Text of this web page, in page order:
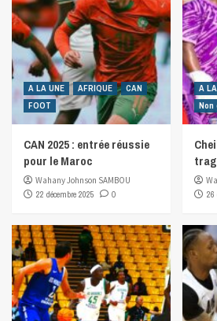
A LA UNE AFRIQUE
CAN
FOOT
CAN 2025 : entrée réussie
pour le Maroc
Wahany Johnson SAMBOU
22 décembre 2025
0
A
Non
26